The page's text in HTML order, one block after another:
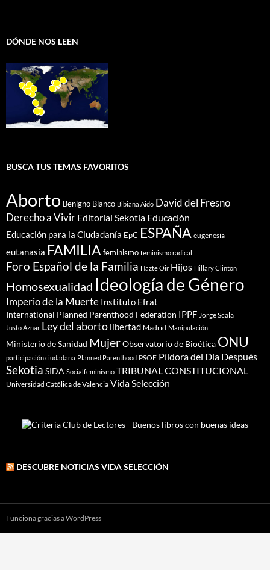
DÓNDE NOS LEEN
BUSCA TUS TEMAS FAVORITOS
Aborto Benigno Blanco Bibiana Aido David del Fresno
Derecho a Vivir Editorial Sekotia Educación
Educación para la Ciudadanía EpC ESPAÑA eugenesia
eutanasia FAMILIA feminismo feminismo radical
Foro Español de la Familia Hazte Oir Hijos Hillary Clinton
Homosexualidad Ideología de Género
Imperio de la Muerte Instituto Efrat
International Planned Parenthood Federation IPPF Jorge Scala
Justo Aznar Ley del aborto libertad Madrid Manipulación
Ministerio de Sanidad MujerObservatorio de Bioética ONU
participación ciudadana Planned Parenthood PSOE Píldora del Dia Después
Sekotia SIDA Socialfeminismo TRIBUNAL CONSTITUCIONAL
Universidad Católica de Valencia Vida Selección
DESCUBRE NOTICIAS VIDA SELECCIÓN
Funciona gracias a WordPress